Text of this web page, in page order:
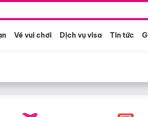
Vé vui chơi Dịch vụ visa Tin tức